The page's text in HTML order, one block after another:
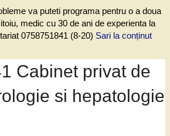
va puteti programa pentru o a doua
medic cu 30 de ani de experienta la
0758751841 (8-20) Sari la conținut
Cabinet privat de
si hepatologie